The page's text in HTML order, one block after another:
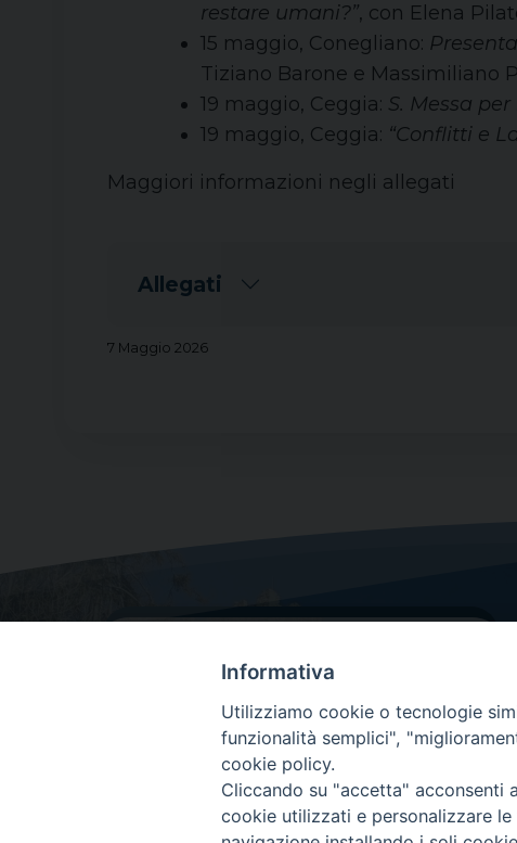
restare umani?”, con Elena
15 maggio, Conegliano:
Tiziano Barone e Massimiliano
19 maggio, Ceggia: S. Messa
19 maggio, Ceggia: “Conflitti e
Maggiori informazioni negli allegati
Allegati
7 Maggio 2026
Dove siamo
Via Lorenzo Da Ponte, 116
31029 Vittorio Veneto (Treviso)
Informativa
Utilizziamo cookie o tecnologie
funzionalità semplici",
cookie policy.
Cliccando su "accetta" acconsenti
cookie utilizzati e personalizzare